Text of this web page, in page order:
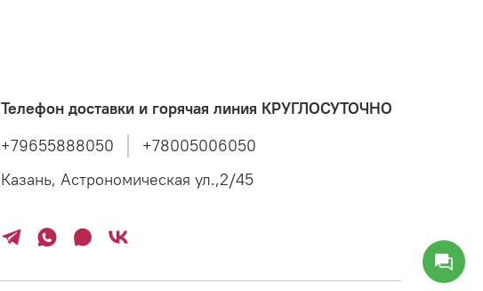
Телефон доставки и горячая линия КРУГЛОСУТОЧНО
+79655888050
+78005006050
Казань, Астрономическая ул.,2/45